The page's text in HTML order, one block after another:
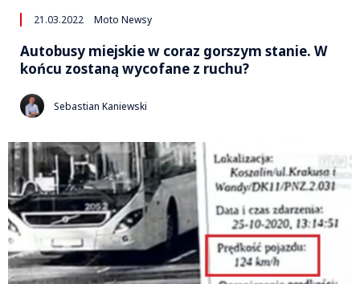
21.03.2022 Moto Newsy
Autobusy miejskie w coraz gorszym stanie. W
końcu zostaną wycofane z ruchu?
Sebastian Kaniewski